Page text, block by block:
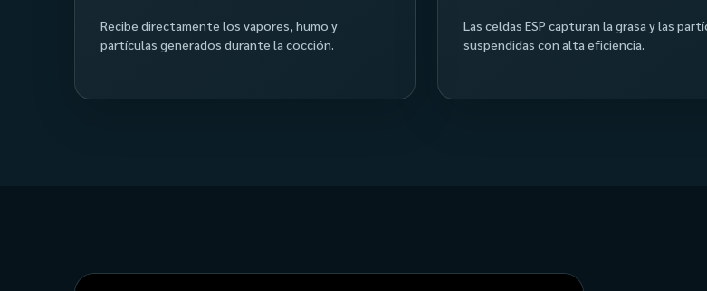
Recibe directamente los vapores, humo y
partículas generados durante la cocción.
Las celdas ESP capturan la grasa y las
suspendidas con alta eficiencia.